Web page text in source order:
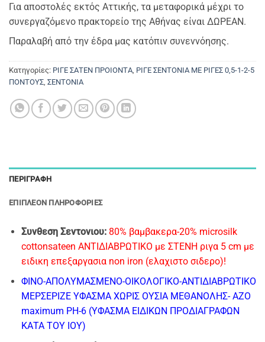
Για αποστολές εκτός Αττικής, τα μεταφορικά μέχρι το
συνεργαζόμενο πρακτορείο της Αθήνας είναι ΔΩΡΕΑΝ.
Παραλαβή από την έδρα μας κατόπιν συνεννόησης.
Κατηγορίες: ΡΙΓΕ ΣΑΤΕΝ ΠΡΟΙΟΝΤΑ ΡΙΓΕ ΣΕΝΤΟΝΙΑ ΜΕ ΡΙΓΕΣ 0,5-1-2-5
ΠΟΝΤΟΥΣ ΣΕΝΤΟΝΙΑ
ΠΕΡΙΓΡΑΦΉ
ΕΠΙΠΛΈΟΝ ΠΛΗΡΟΦΟΡΊΕΣ
Συνθεση Σεντονιου: 80% βαμβακερα-20% microsilk
cottonsateen ΑΝΤΙΔΙΑΒΡΩΤΙΚΟ με ΣΤΕΝΗ ριγα 5 cm με
ειδικη επεξαργασια non iron (ελαχιστο σιδερο)!
ΦΙΝΟ-AΠΟΛΥΜΑΣΜΕΝΟ-ΟΙΚΟΛΟΓΙΚΟ-ΑΝΤΙΔΙΑΒΡΩΤΙΚΟ
ΜΕΡΣΕΡΙΖΕ ΥΦΑΣΜΑ ΧΩΡΙΣ ΟΥΣΙΑ ΜΕΘΑΝΟΛΗΣ- ΑΖΟ
maximum PH-6 (ΥΦΑΣΜΑ ΕΙΔΙΚΩΝ ΠΡΟΔΙΑΓΡΑΦΩΝ
ΚΑΤΑ ΤΟΥ ΙΟΥ)